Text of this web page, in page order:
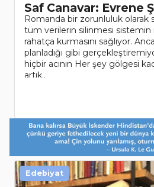
Saf Canavar: Evrene
Romanda bir zorunluluk olarak
tüm verilerin silinmesi sistemin
rahatça kurmasını sağlıyor.
planladığı gibi
hiçbir acının Her şey gölgesi
artık..
Edebiyat